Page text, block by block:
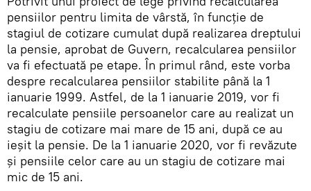
pensiilor pentru limita de vârstă, în funcție de
stagiul de cotizare cumulat după realizarea dreptului
la pensie, aprobat de Guvern, recalcularea pensiilor
va fi efectuată pe etape. În primul rând, este vorba
despre recalcularea pensiilor stabilite până la 1
ianuarie 1999. Astfel, de la 1 ianuarie 2019, vor fi
recalculate pensiile persoanelor care au realizat un
stagiu de cotizare mai mare de 15 ani, după ce au
ieșit la pensie. De la 1 ianuarie 2020, vor fi revăzute
și pensiile celor care au un stagiu de cotizare mai
mic de 15 ani.